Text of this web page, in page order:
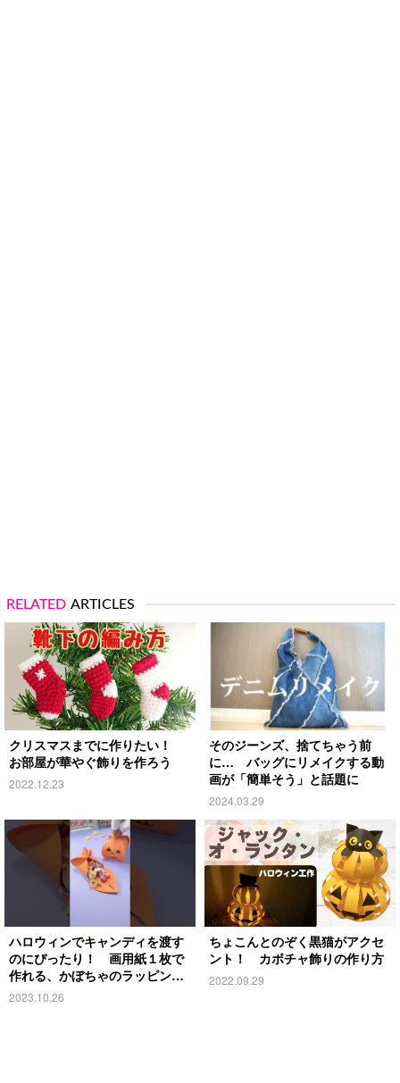
RELATED ARTICLES
クリスマスまでに作りたい！
お部屋が華やぐ飾りを作ろう
2022.12.23
そのジーンズ、捨てちゃう前
に… バッグにリメイクする動
画が「簡単そう」と話題に
2024.03.29
ハロウィンでキャンディを渡す
のにぴったり！ 画用紙１枚で
作れる、かぼちゃのラッピング
袋
2023.10.26
ちょこんとのぞく黒猫がアクセ
ント！ カボチャ飾りの作り方
2022.09.29